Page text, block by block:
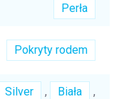
Perła
Pokryty rodem
Silver , Biała
,